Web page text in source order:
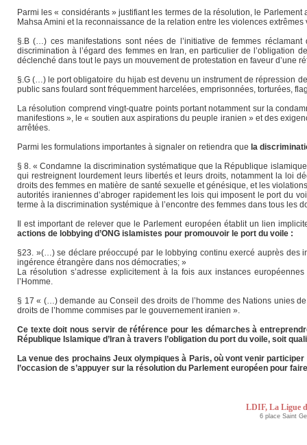
Parmi les « considérants » justifiant les termes de la résolution, le
Mahsa Amini et la reconnaissance de la relation entre les violences
§.B (…) ces manifestations sont nées de l’initiative de femmes
discrimination à l’égard des femmes en Iran, en particulier de l’obligation
déclenché dans tout le pays un mouvement de protestation en faveur d’une
§.G (…) le port obligatoire du hijab est devenu un instrument de répression
public sans foulard sont fréquemment harcelées, emprisonnées, torturées,
La résolution comprend vingt-quatre points portant notamment sur la
manifestions », le « soutien aux aspirations du peuple iranien » et des
arrêtées.
Parmi les formulations importantes à signaler on retiendra que la
§ 8. « Condamne la discrimination systématique que la République
qui restreignent lourdement leurs libertés et leurs droits, notamment la loi
droits des femmes en matière de santé sexuelle et génésique, et les
autorités iraniennes d’abroger rapidement les lois qui imposent le port du
terme à la discrimination systémique à l’encontre des femmes dans tous les
Il est important de relever que le Parlement européen établit un lien
actions de lobbying d’ONG islamistes pour promouvoir le port du voile :
§23. »(…) se déclare préoccupé par le lobbying continu exercé auprès des
ingérence étrangère dans nos démocraties; »
La résolution s’adresse explicitement à la fois aux instances
l’Homme.
§ 17 « (…) demande au Conseil des droits de l’homme des Nations unies
droits de l’homme commises par le gouvernement iranien ».
Ce texte doit nous servir de référence pour les démarches à
République Islamique d’Iran à travers l’obligation du port du voile, soit
La venue des prochains Jeux olympiques à Paris, où vont venir
l’occasion de s’appuyer sur la résolution du Parlement européen pour
LDIF, La Ligue
6 place Saint